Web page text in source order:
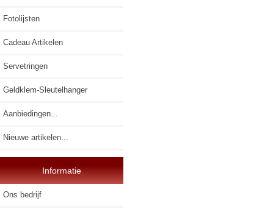
Fotolijsten
Cadeau Artikelen
Servetringen
Geldklem-Sleutelhanger
Aanbiedingen...
Nieuwe artikelen...
Informatie
Ons bedrijf